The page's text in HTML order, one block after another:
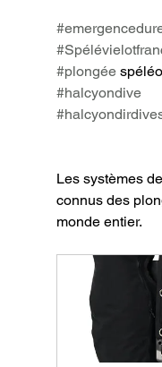
#plongée spéléo
#halcyondive
Les systèmes
connus des
monde entier.